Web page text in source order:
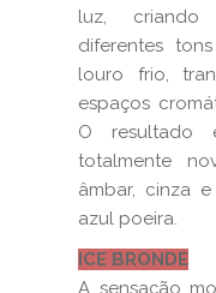
luz, criando
diferentes
louro frio,
espaços
O resultado
totalmente
âmbar, cinza
azul poeira.
ICE BRONDE
A sensação